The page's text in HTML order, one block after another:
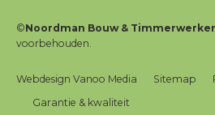
©Noordman Bouw &
voorbehouden.
Webdesign Vanoo Media Sitemap
Garantie & kwaliteit